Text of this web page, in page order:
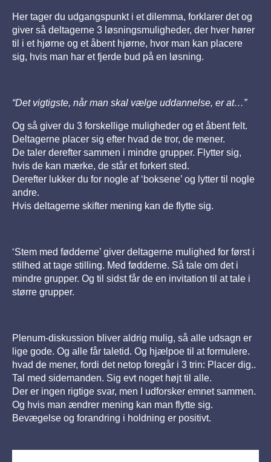
Her tager du udgangspunkt i et dilemma, forklarer det og
giver så deltagerne 3 løsningsmuligheder, der hver hører
til i et hjørne og et åbent hjørne, hvor man kan placere
sig, hvis man har et fjerde bud på en løsning.
“Det vigtigste, når man skal vælge uddannelse, er at…”
Og så giver du 3 forskellige muligheder og et åbent felt.
Deltagerne placer sig efter hvad de tror, de mener.
De taler derefter sammen i mindre grupper. Flytter sig,
hvis de kan mærke, de står et forkert sted.
Derefter lukker du for nogle af ‘boksene’ og lytter til nogle
andre.
Hvis deltagerne skifter mening kan de flytte sig.
‘Stem med fødderne’ giver deltagerne mulighed for først i
stilhed at tage stilling. Med fødderne. Så tale om det i
mindre grupper. Og til sidst får de en invitation til at tale i
større grupper.
Plenum-diskussion bliver aldrig mulig, så alle udsagn er
lige gode. Og alle får taletid. Og hjælpoe til at formulere.
hvad de mener, fordi det netop foregår i 3 trin: Placer dig..
Tal med sidemanden. Sig evt noget højt til alle.
Der er ingen rigtige svar, men I udforsker emnet sammen.
Og hvis man ændrer mening kan man flytte sig.
Bevægelse og forandring i holdning er positivt.